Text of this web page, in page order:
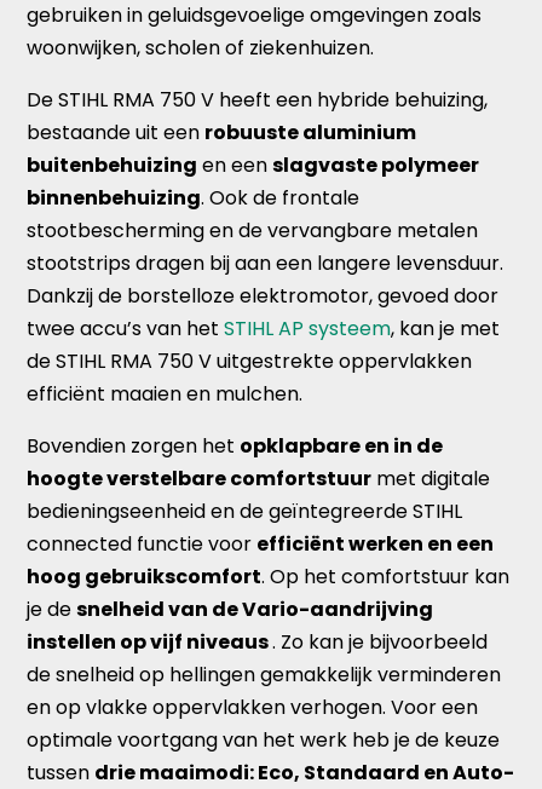
gebruiken in geluidsgevoelige omgevingen zoals
woonwijken, scholen of ziekenhuizen.
De STIHL RMA 750 V heeft een hybride behuizing,
bestaande uit een robuuste aluminium
buitenbehuizing en eenslagvaste polymeer
binnenbehuizing. Ook de frontale
stootbescherming en de vervangbare metalen
stootstrips dragen bij aan een langere levensduur.
Dankzij de borstelloze elektromotor, gevoed door
twee accu’s van hetSTIHL AP systeem, kan je met
de STIHL RMA 750 V uitgestrekte oppervlakken
efficiënt maaien en mulchen.
Bovendien zorgen het opklapbare en in de
hoogte verstelbare comfortstuur met digitale
bedieningseenheid en de geïntegreerde STIHL
connected functie voor efficiënt werken en een
hoog gebruikscomfort. Op het comfortstuur kan
je desnelheid van de Vario-aandrijving
instellen op vijf niveaus. Zo kan je bijvoorbeeld
de snelheid op hellingen gemakkelijk verminderen
en op vlakke oppervlakken verhogen. Voor een
optimale voortgang van het werk heb je de keuze
tussen drie maaimodi: Eco, Standaard en Auto-